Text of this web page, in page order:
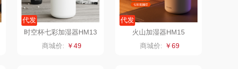
保宁 伊莎贝拉
雅鹿 圣耳
代发
时空杯七彩加湿器HM13
商城价: ￥49
代发
火山加湿器HM15
商城价: ￥69